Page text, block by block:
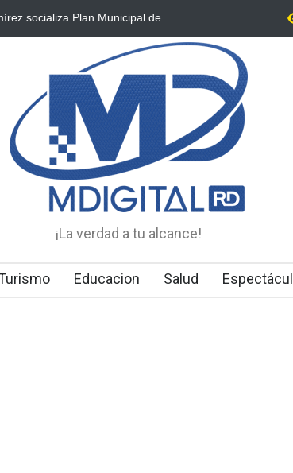
en vía pública de Higüey se habría
Ministerio
operaba en
¡La verdad a tu alcance!
Educacion Salud